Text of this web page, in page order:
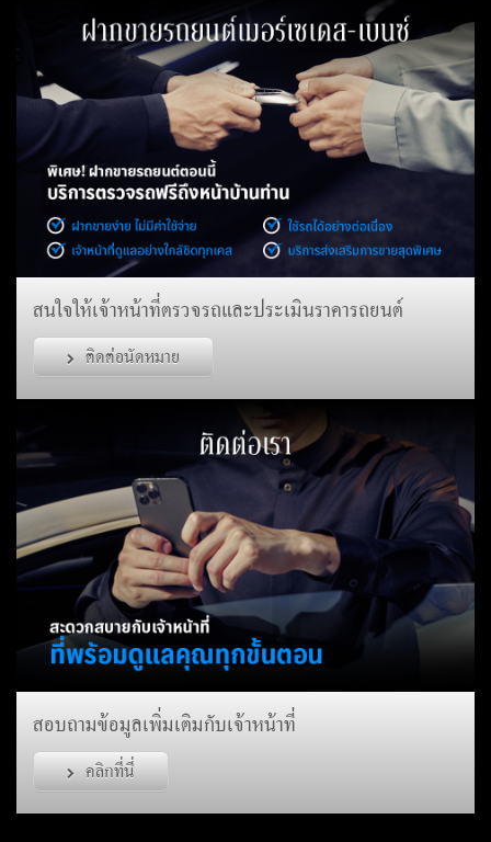
สนใจให้เจ้าหน้าที่ตรวจรถและประเมินราคารถยนต์
ติดต่อนัดหมาย
สอบถามข้อมูลเพิ่มเติมกับเจ้าหน้าที่
คลิกที่นี่